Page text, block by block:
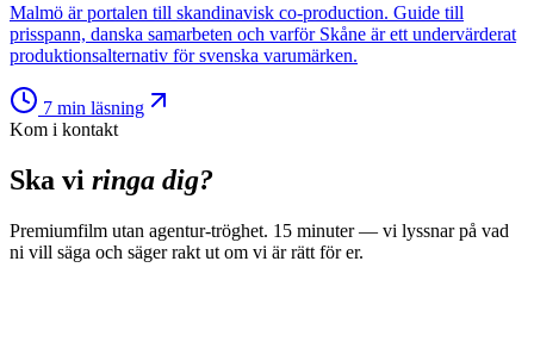
Malmö är portalen till skandinavisk co-production. Guide till
prisspann, danska samarbeten och varför Skåne är ett undervärderat
produktionsalternativ för svenska varumärken.
7 min läsning
Kom i kontakt
Ska vi ringa dig?
Premiumfilm utan agentur-tröghet. 15 minuter — vi lyssnar på vad
ni vill säga och säger rakt ut om vi är rätt för er.